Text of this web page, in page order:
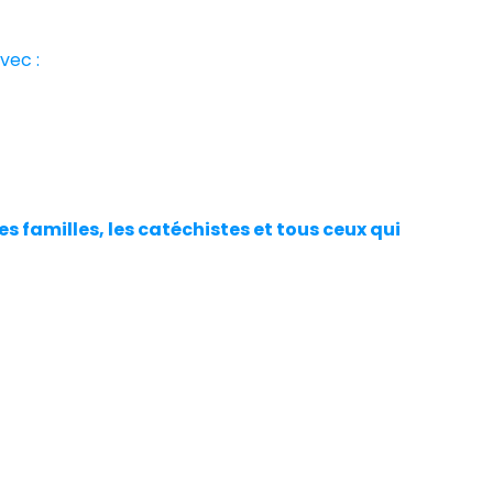
:
familles, les catéchistes et tous ceux qui